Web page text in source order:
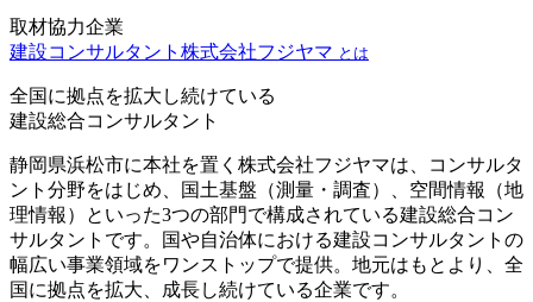
取材協力企業
建設コンサルタント 株式会社フジヤマ とは
全国に拠点を拡大し続けている
建設総合コンサルタント
静岡県浜松市に本社を置く株式会社フジヤマは、コンサルタ
ント分野をはじめ、国土基盤（測量・調査）、空間情報（地
理情報）といった3つの部門で構成されている建設総合コン
サルタントです。国や自治体における建設コンサルタントの
幅広い事業領域をワンストップで提供。地元はもとより、全
国に拠点を拡大、成長し続けている企業です。